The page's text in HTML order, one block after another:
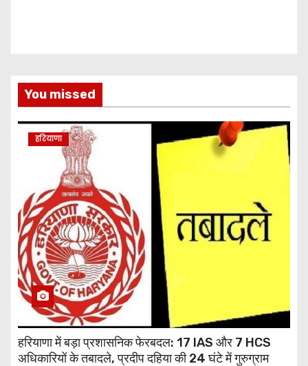
You missed
हरियाणा
हरियाणा में बड़ा प्रशासनिक फेरबदल: 17 IAS और 7 HCS
अधिकारियों के तबादले, प्रदीप दहिया की 24 घंटे में गुरुग्राम